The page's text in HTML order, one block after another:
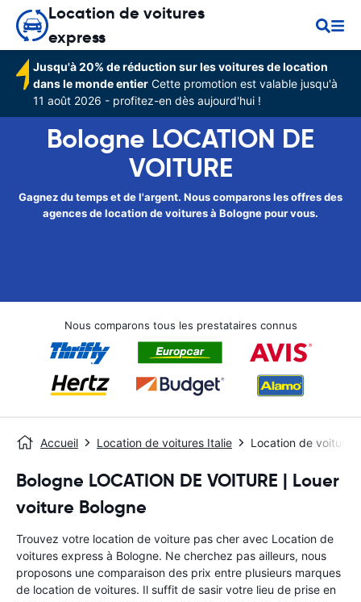
Location de voitures
express
Jusqu'à 20% de réduction sur les voitures de location
dans le monde entier Cette promotion est valable jusqu'à
11 août 2026 - profitez-en dès aujourd'hui !
Bologne LOCATION DE
VOITURE
Gagnez du temps et de l'argent. Nous comparons les offres des
agences de location de voitures à Bologne pour vous.
Nous comparons tous les prestataires connus
Accueil Location de voitures Italie Location de voitures
Bologne LOCATION DE VOITURE | Louer
voiture Bologne
Trouvez votre location de voiture pas cher avec Location de
voitures express à Bologne. Ne cherchez pas ailleurs, nous
proposons une comparaison des prix entre plusieurs marques
de location de voitures. Il suffit de sasir votre lieu de prise en